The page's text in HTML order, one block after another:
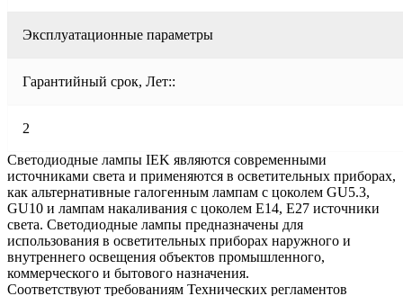
Эксплуатационные параметры
Гарантийный срок, Лет::
2
Светодиодные лампы IEK являются современными
источниками света и применяются в осветительных приборах,
как альтернативные галогенным лампам с цоколем GU5.3,
GU10 и лампам накаливания с цоколем Е14, Е27 источники
света. Светодиодные лампы предназначены для
использования в осветительных приборах наружного и
внутреннего освещения объектов промышленного,
коммерческого и бытового назначения.
Соответствуют требованиям Технических регламентов